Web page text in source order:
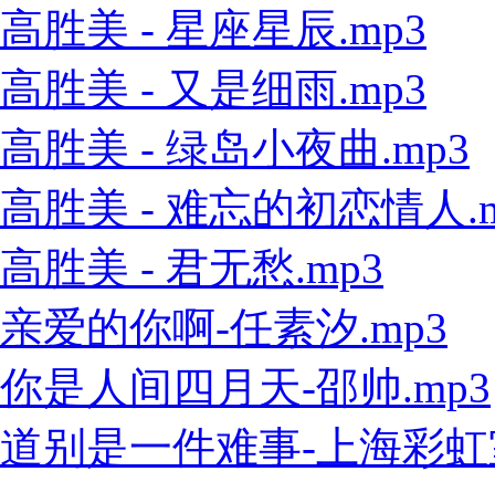
高胜美 - 星座星辰.mp3
高胜美 - 又是细雨.mp3
高胜美 - 绿岛小夜曲.mp3
高胜美 - 难忘的初恋情人
高胜美 - 君无愁.mp3
亲爱的你啊-任素汐.mp3
你是人间四月天-邵帅.mp3
道别是一件难事-上海彩